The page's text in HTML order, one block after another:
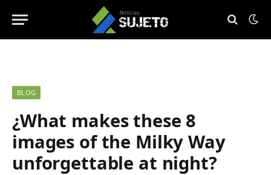
BLOG
¿What makes these 8
images of the Milky Way
unforgettable at night?